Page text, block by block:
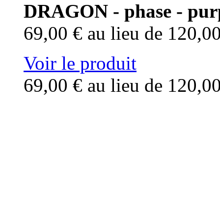
DRAGON - phase -
69,00 € au lieu de
Voir le produit
69,00 € au lieu de